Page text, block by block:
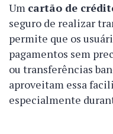
Um cartão de
seguro de realizar
permite que os
pagamentos sem
ou transferências
aproveitam essa
especialmente